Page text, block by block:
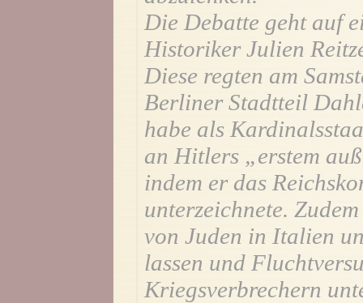
Die Debatte geht auf
Historiker Julien
Diese regten am
Berliner Stadtteil
habe als
an Hitlers „erstem
indem er das
unterzeichnete.
von Juden in Italien
lassen und
Kriegsverbrechern